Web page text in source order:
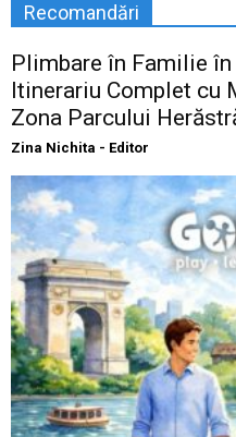
Recomandări
Plimbare în Familie
Itinerariu Complet
Zona Parcului
Zina Nichita - Editor